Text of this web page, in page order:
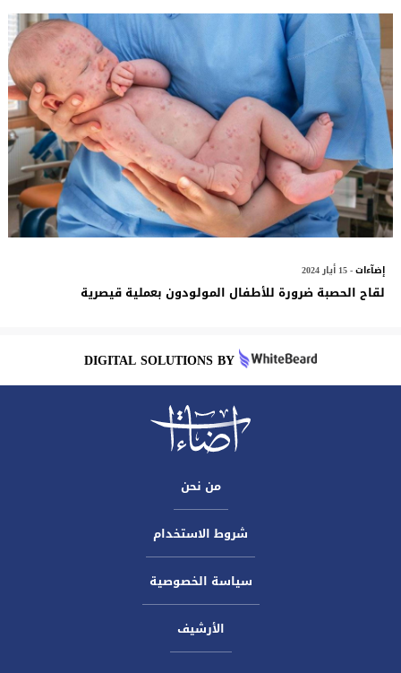
إضآءات- 15 أيار 2024
لقاح الحصبة ضرورة للأطفال المولودون بعملية قيصرية
DIGITAL SOLUTIONS BY
من نحن
شروط الاستخدام
سياسة الخصوصية
الأرشيف